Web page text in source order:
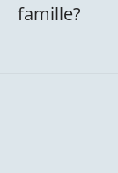
famille?